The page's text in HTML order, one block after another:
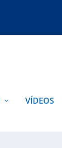
VÍDEOS